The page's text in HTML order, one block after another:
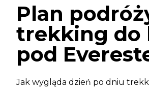
Plan
trekking do
pod
Jak wygląda dzień po dniu